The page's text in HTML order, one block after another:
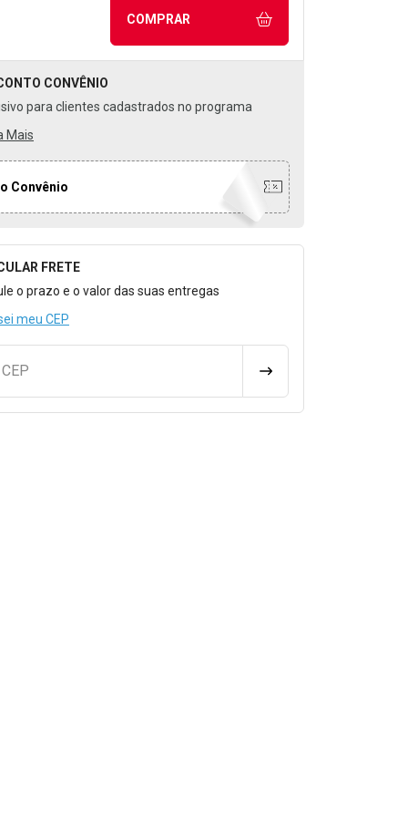
COMPRAR
CONVÊNIO
para clientes cadastrados no programa
Mais
Convênio
para Calcular o Frete
FRETE
o prazo e o valor das suas entregas
meu CEP
CALCULAR FRETE